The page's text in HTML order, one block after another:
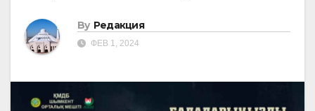
By Редакция
ФЕВ 1, 2024